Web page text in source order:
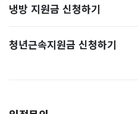
냉방 지원금 신청하기
청년근속지원금 신청하기